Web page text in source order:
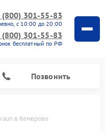
(800) 301-55-83
с 10:00 до 20:00
(800) 301-55-83
бесплатный по РФ
Позвонить
в Кемерово